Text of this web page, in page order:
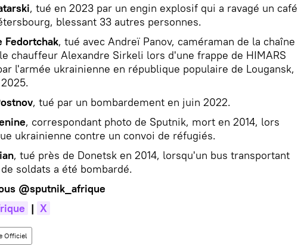
, tué en 2023 par un engin explosif qui a ravagé un café
blessant 33 autres personnes.
Fedortchak, tué avec Andreï Panov, caméraman de la chaîne
chauffeur Alexandre Sirkeli lors d'une frappe de HIMARS
l'armée ukrainienne en république populaire de Lougansk,
, tué par un bombardement en juin 2022.
, correspondant photo de Sputnik, mort en 2014, lors
ukrainienne contre un convoi de réfugiés.
, tué près de Donetsk en 2014, lorsqu'un bus transportant
soldats a été bombardé.
@sputnik_afrique
| X
Officiel